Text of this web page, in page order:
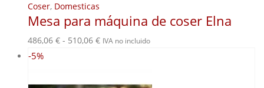
Coser, Domesticas
Mesa para máquina de coser Elna
486,06 € - 510,06 €Rango
desde
IVA no incluido
-5%